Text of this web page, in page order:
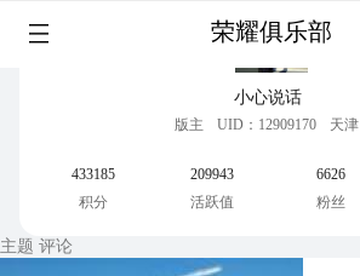
荣耀俱乐部
小心说话
版主 UID：12909170 天津
433185
积分
209943
活跃值
6626
粉丝
主题 评论